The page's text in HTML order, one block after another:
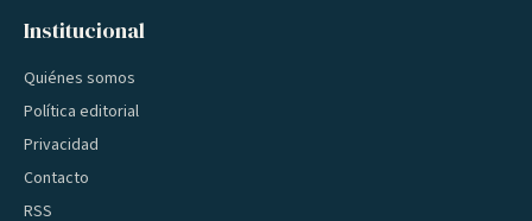
Institucional
Quiénes somos
Política editorial
Privacidad
Contacto
RSS